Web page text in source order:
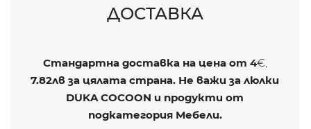
ДОСТАВКА
Стандартна доставка на цена от 4€,
7.82лв за цялата страна. Не важи за люлки
DUKA COCOON и продукти от
подкатегория Мебели.